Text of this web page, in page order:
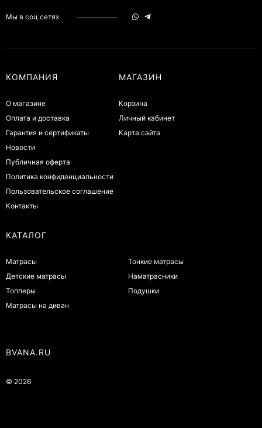
Мы в соц.сетях
КОМПАНИЯ
О магазине
Оплата и доставка
Гарантия и сертификаты
Новости
Публичная оферта
Политика конфиденциальности
Пользовательское соглашение
Контакты
МАГАЗИН
Корзина
Личный кабинет
Карта сайта
КАТАЛОГ
Матрасы
Детские матрасы
Топперы
Матрасы на диван
Тонкие матрасы
Наматрасники
Подушки
BVANA.RU
© 2026